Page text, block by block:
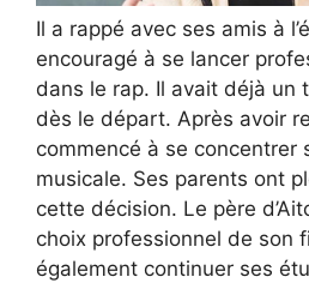
Il a rappé avec ses amis à
encouragé à se lancer
dans le rap. Il avait déjà un
dès le départ. Après avoir
commencé à se concentrer
musicale. Ses parents ont
cette décision. Le père
choix professionnel de son
également continuer ses